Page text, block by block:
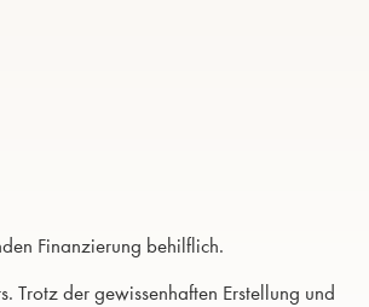
Finanzierung behilflich.
Trotz der gewissenhaften Erstellung und